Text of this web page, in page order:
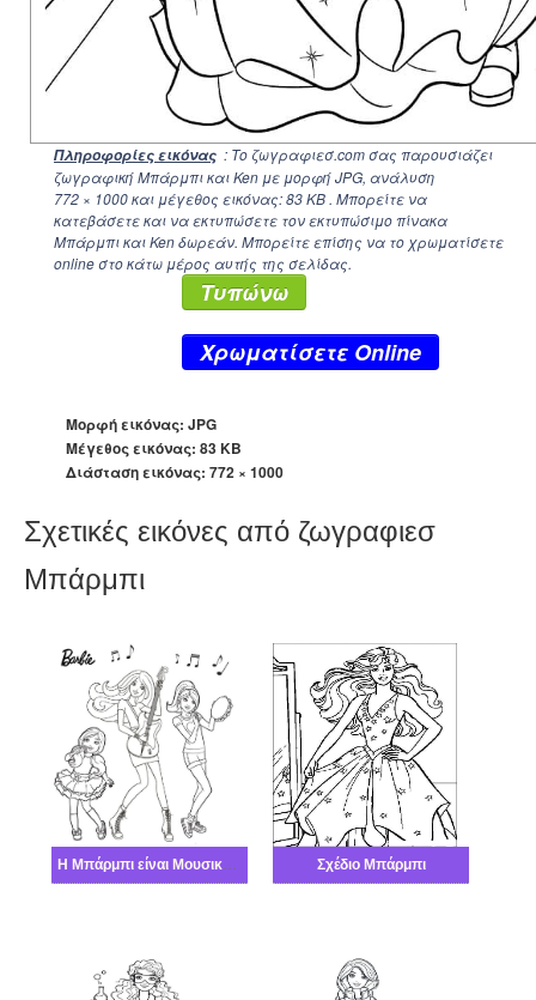
Πληροφορίες εικόνας : Το ζωγραφιεσ.com σας παρουσιάζει
ζωγραφική Μπάρμπι και Ken με μορφή JPG, ανάλυση
772 × 1000και μέγεθος εικόνας: 83 KB . Μπορείτε να
κατεβάσετε και να εκτυπώσετε τον εκτυπώσιμο πίνακα
Μπάρμπι και Ken δωρεάν. Μπορείτε επίσης να το χρωματίσετε
online στο κάτω μέρος αυτής της σελίδας.
Τυπώνω
Xρωματίσετε Online
Μορφή εικόνας: JPG
Μέγεθος εικόνας: 83 KB
Διάσταση εικόνας: 772 × 1000
Σχετικές εικόνες από ζωγραφιεσ
Μπάρμπι
Η Μπάρμπι είναι Μουσικό συγκρότημα Σχέδιο Μπάρμπι